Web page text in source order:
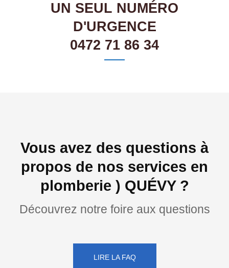
UN SEUL NUMÉRO
D'URGENCE
0472 71 86 34
Vous avez des questions à
propos de nos services en
plomberie ) QUÉVY ?
Découvrez notre foire aux questions
LIRE LA FAQ